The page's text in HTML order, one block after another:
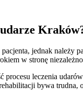
jednak należy
w stronę
procesu leczenia
bywa trudna,